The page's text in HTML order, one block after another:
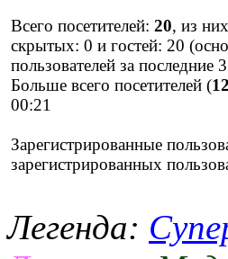
Всего посетителей: 20, из
скрытых: 0 и гостей: 20
пользователей за последние
Больше всего посетителей (
00:21
Зарегистрированные
зарегистрированных
Легенда: